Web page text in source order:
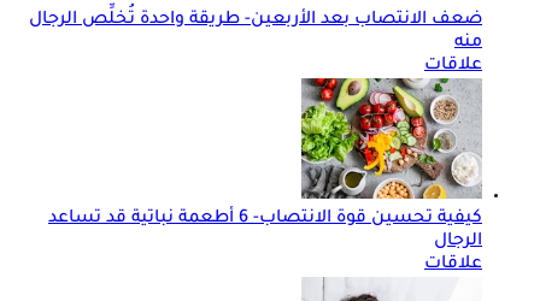
ضعف الانتصاب بعد الأربعين- طريقة واحدة تُخلِّص الرجال
منه
علاقات
كيفية تحسين قوة الانتصاب- 6 أطعمة نباتية قد تساعد
الرجال
علاقات